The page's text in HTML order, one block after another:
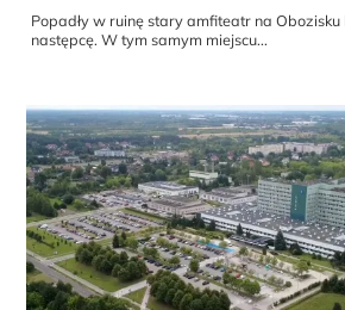
Popadły w ruinę stary amfiteatr na Obozisku
następcę. W tym samym miejscu...